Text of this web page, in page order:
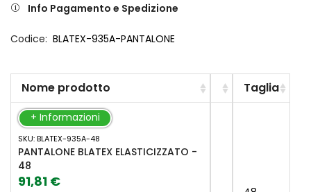
Info Pagamento e Spedizione
Codice BLATEX-935A-PANTALONE
Elementi
prodotti
raggruppati
Nome prodotto Taglia
+ Informazioni
SKU: BLATEX-935A-48
PANTALONE BLATEX ELASTICIZZATO -
48
91,81 €